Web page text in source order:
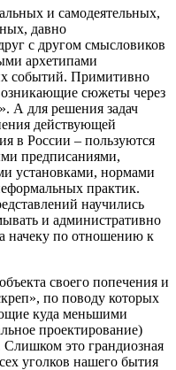
и самодеятельных,
давно
с другом смысловиков
архетипами
событий. Примитивно
сюжеты через
А для решения задач
действующей
в России – пользуются
предписаниями,
установками, нормами
практик.
научились
и административно
начеку по отношению к
своего попечения и
по поводу которых
куда меньшими
проектирование)
это грандиозная
уголков нашего бытия